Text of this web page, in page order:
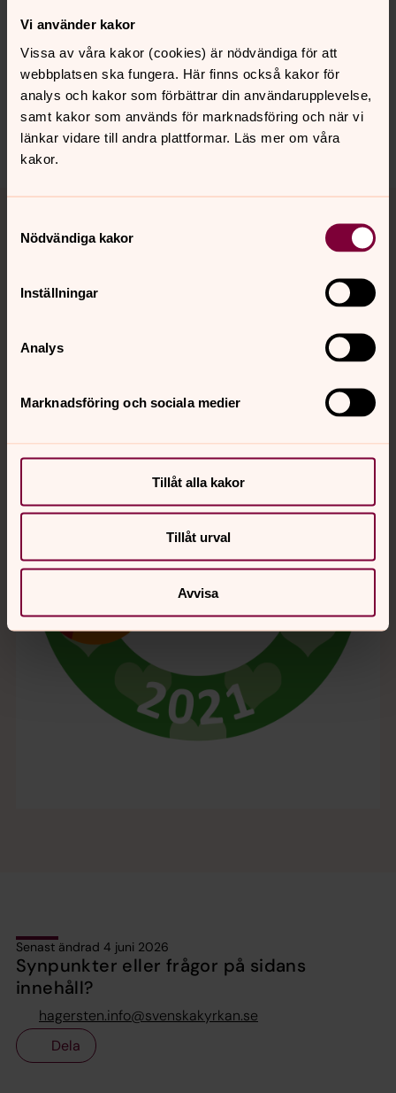
Vi använder kakor
Vissa av våra kakor (cookies) är nödvändiga för att
webbplatsen ska fungera. Här finns också kakor för
analys och kakor som förbättrar din användarupplevelse,
samt kakor som används för marknadsföring och när vi
länkar vidare till andra plattformar. Läs mer om våra
kakor.
Nödvändiga kakor
Inställningar
Analys
Marknadsföring och sociala medier
Tillåt alla kakor
Tillåt urval
Avvisa
Vi arbetar för ett inkluderande förhållningssätt där
Senast ändrad 4 juni 2026
Synpunkter eller frågor på sidans
innehåll?
hagersten.info@svenskakyrkan.se
Dela